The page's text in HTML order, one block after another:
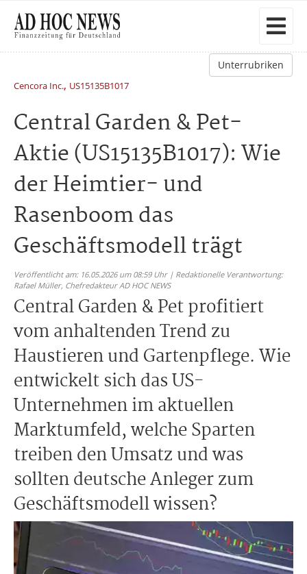
Unterrubriken
Cencora Inc., US15135B1017
Central Garden & Pet-
Aktie (US15135B1017): Wie
der Heimtier- und
Rasenboom das
Geschäftsmodell trägt
Veröffentlicht am: 16.05.2026 um 08:59 Uhr | Redaktionelle Verantwortung:
Rafael Müller, Chefredakteur AD HOC NEWS
Central Garden & Pet profitiert
vom anhaltenden Trend zu
Haustieren und Gartenpflege. Wie
entwickelt sich das US-
Unternehmen im aktuellen
Marktumfeld, welche Sparten
treiben den Umsatz und was
sollten deutsche Anleger zum
Geschäftsmodell wissen?